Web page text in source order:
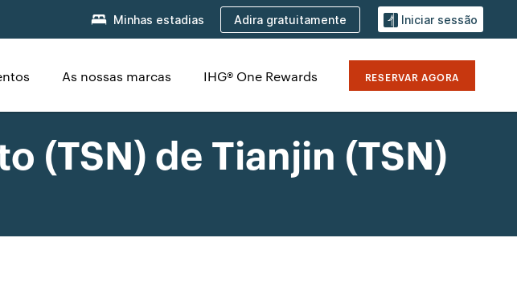
Minhas estadias Adira gratuitamente Iniciar sessão
As nossas marcas IHG® One Rewards RESERVAR AGORA
(TSN) de Tianjin (TSN)